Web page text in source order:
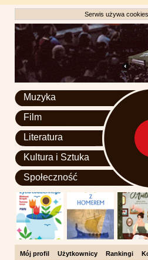
Serwis używa
Muzyka
Film
Literatura
Kultura i Sztuka
Społeczność
Mój profil Użytkownicy Rankingi